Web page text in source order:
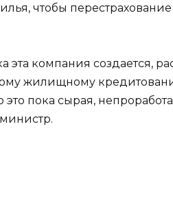
чтобы
эта компания создается,
жилищному
это пока сырая,